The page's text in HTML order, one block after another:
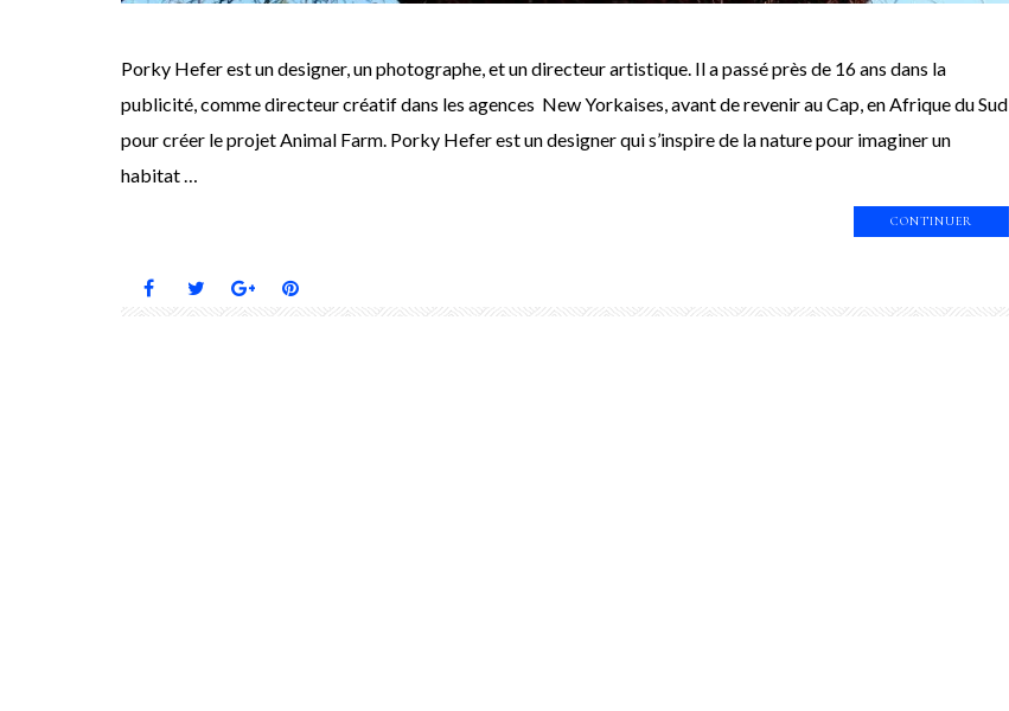
Porky Hefer est un designer, un photographe, et un directeur artistique. Il a passé près de 16 ans dans la
publicité, comme directeur créatif dans les agences New Yorkaises, avant de revenir au Cap, en Afrique du Sud
pour créer le projet Animal Farm. Porky Hefer est un designer qui s’inspire de la nature pour imaginer un
habitat …
CONTINUER